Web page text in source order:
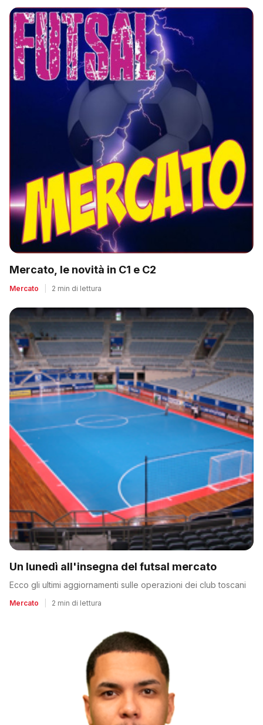
Mercato, le novità in C1 e C2
Mercato 2 min di lettura
Un lunedì all'insegna del futsal mercato
Ecco gli ultimi aggiornamenti sulle operazioni dei club toscani
Mercato 2 min di lettura